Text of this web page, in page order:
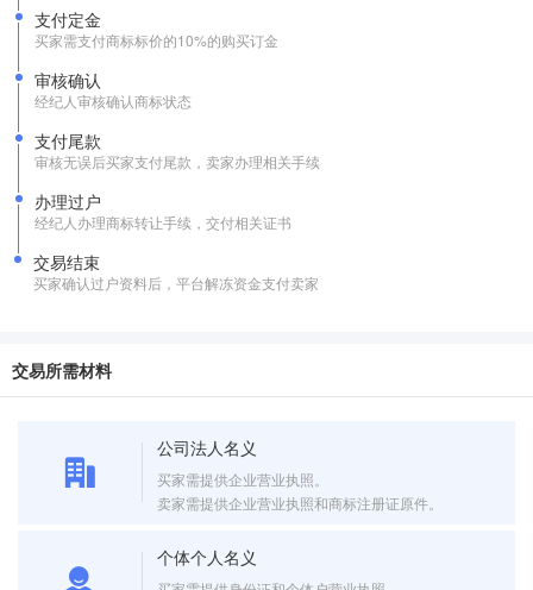
支付定金
买家需支付商标标价的10%的购买订金
审核确认
经纪人审核确认商标状态
支付尾款
审核无误后买家支付尾款，卖家办理相关手续
办理过户
经纪人办理商标转让手续，交付相关证书
交易结束
买家确认过户资料后，平台解冻资金支付卖家
交易所需材料
公司法人名义
买家需提供企业营业执照。
卖家需提供企业营业执照和商标注册证原件。
个体个人名义